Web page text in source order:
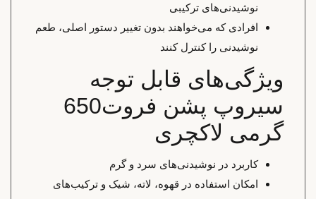
نوشیدنی‌های ترکیبی
افرادی که می‌خواهند بدون تغییر دستور اصلی، طعم
نوشیدنی را کنترل کنند
ویژگی‌های قابل توجه
سیروپ پشن فروت650
گرمی لاکچری
کاربرد در نوشیدنی‌های سرد و گرم
امکان استفاده در قهوه، لاته، شیک و ترکیب‌های